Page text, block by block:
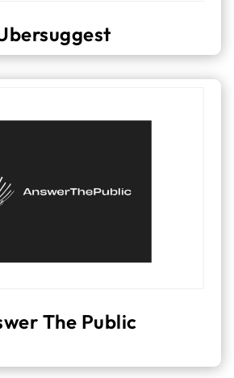
The Public